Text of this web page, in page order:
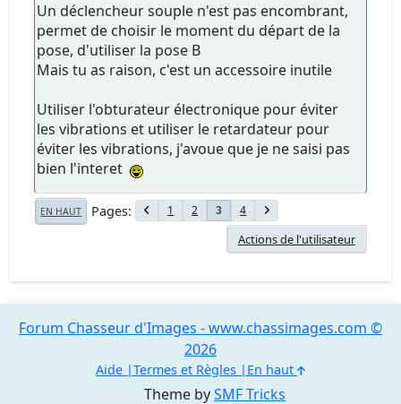
Un déclencheur souple n'est pas encombrant,
permet de choisir le moment du départ de la
pose, d'utiliser la pose B
Mais tu as raison, c'est un accessoire inutile
Utiliser l'obturateur électronique pour éviter
les vibrations et utiliser le retardateur pour
éviter les vibrations, j'avoue que je ne saisi pas
bien l'interet
EN HAUT Pages 1 2 3 4
Actions de l'utilisateur
Theme bySMF Tricks
Forum Chasseur d'Images - www.chassimages.com ©
2026
Aide Termes et Règles En haut